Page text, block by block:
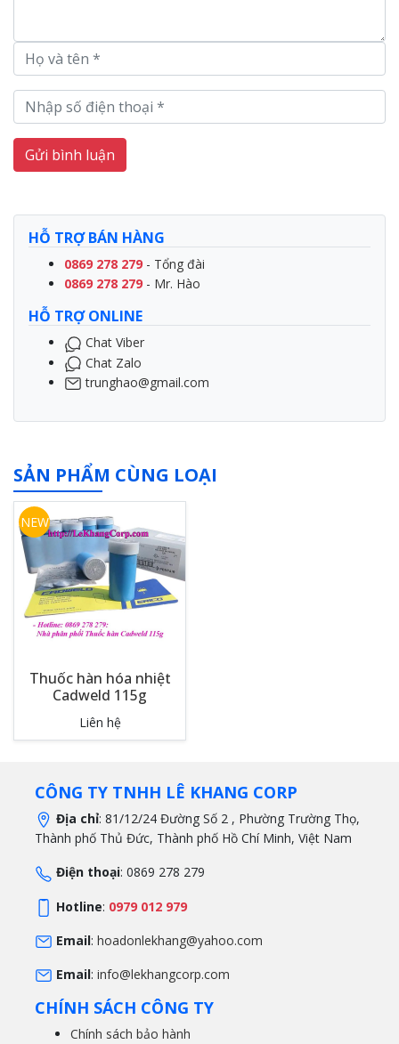
Gửi bình luận
HỖ TRỢ BÁN HÀNG
0869 278 279 - Tổng đài
0869 278 279 - Mr. Hào
HỖ TRỢ ONLINE
Chat Viber
Chat Zalo
trunghao@gmail.com
SẢN PHẨM CÙNG LOẠI
NEW
Thuốc hàn hóa nhiệt
Cadweld 115g
Liên hệ
CÔNG TY TNHH LÊ KHANG CORP
Địa chỉ: 81/12/24 Đường Số 2 , Phường Trường Thọ,
Thành phố Thủ Đức, Thành phố Hồ Chí Minh, Việt Nam
Điện thoại: 0869 278 279
Hotline: 0979 012 979
Email: hoadonlekhang@yahoo.com
Email: info@lekhangcorp.com
CHÍNH SÁCH CÔNG TY
Chính sách bảo hành